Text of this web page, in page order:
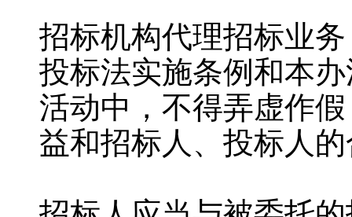
招标机构代理招标业
投标法实施条例和本
活动中，不得弄虚作
益和招标人、投标人